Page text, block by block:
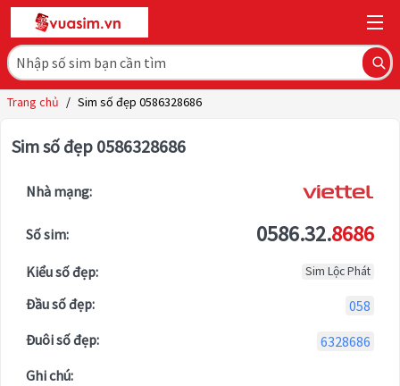
Trang chủ / Sim số đẹp 0586328686
Sim số đẹp 0586328686
Nhà mạng:
Số sim: 0586.32.8686
Kiểu số đẹp: Sim Lộc Phát
Đầu số đẹp:
058
Đuôi số đẹp:
6328686
Ghi chú: